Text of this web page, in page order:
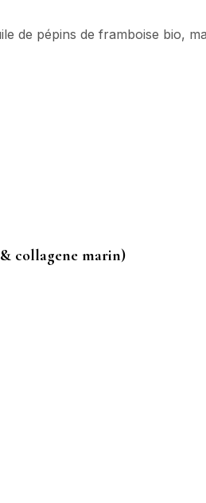
de pépins de framboise bio,
collagene marin)